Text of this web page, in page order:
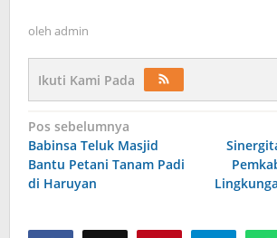
oleh admin
Ikuti Kami Pada
Navigasi
pos
Pos sebelumnya
Babinsa Teluk Masjid
Bantu Petani Tanam Padi
di Haruyan